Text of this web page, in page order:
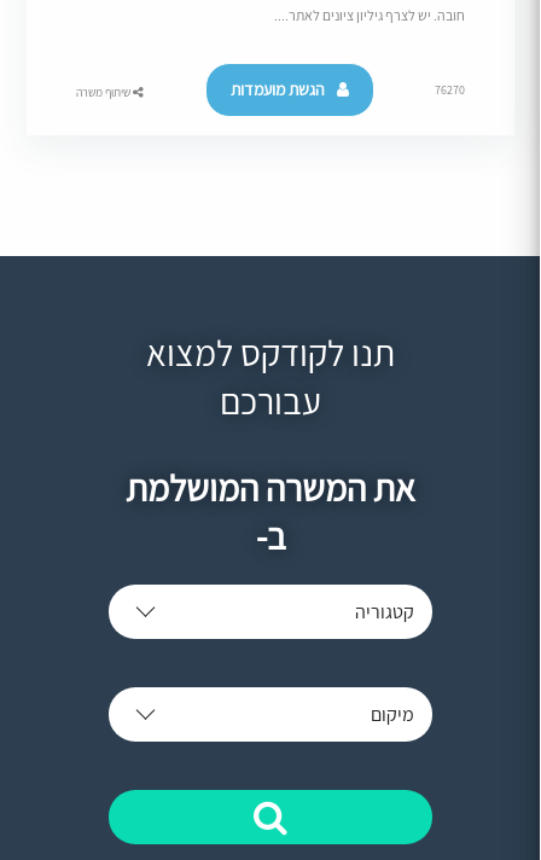
חובה. יש לצרף גיליון ציונים לאתר....
76270 הגשת מועמדות שיתוף משרה
תנו לקודקס למצוא
עבורכם
את המשרה המושלמת
ב-
קטגוריה
מיקום